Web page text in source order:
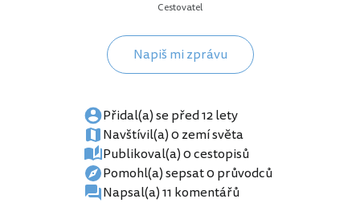
Cestovatel
Napiš mi zprávu
Přidal(a) se před 12 lety
Navštívil(a) 0 zemí světa
Publikoval(a) 0 cestopisů
Pomohl(a) sepsat 0 průvodců
Napsal(a) 11 komentářů